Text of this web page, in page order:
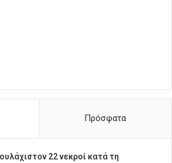
Πρόσφατα
22 νεκροί κατά τη